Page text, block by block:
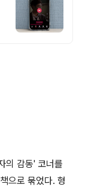
의 감동' 코너를
으로 묶었다. 형